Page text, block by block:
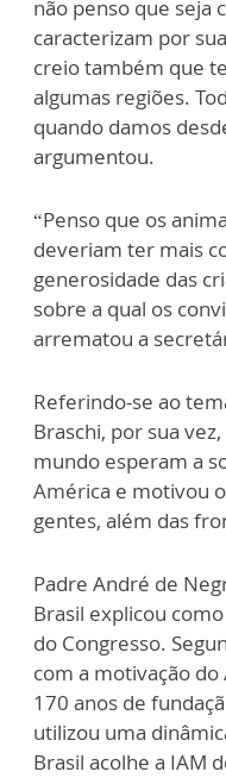
não penso que seja
caracterizam por
creio também que
algumas regiões.
quando damos
argumentou.
“Penso que os
deveriam ter mais
generosidade das
sobre a qual os
arrematou a
Referindo-se ao
Braschi, por sua
mundo esperam a
América e motivou
gentes, além das
Padre André de
Brasil explicou
do Congresso.
com a motivação
170 anos de
utilizou uma
Brasil acolhe a IAM